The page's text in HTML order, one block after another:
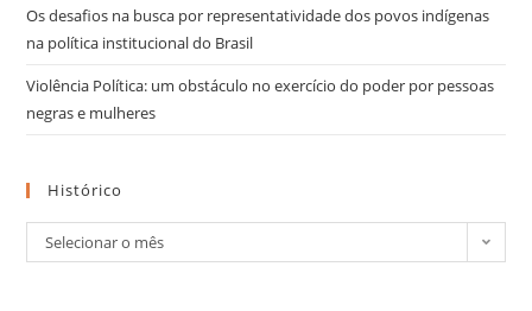
Os desafios na busca por representatividade dos povos indígenas
na política institucional do Brasil
Violência Política: um obstáculo no exercício do poder por pessoas
negras e mulheres
Histórico
Selecionar o mês